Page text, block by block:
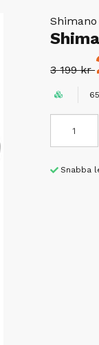
Shimano
3 199 kr
Snabba